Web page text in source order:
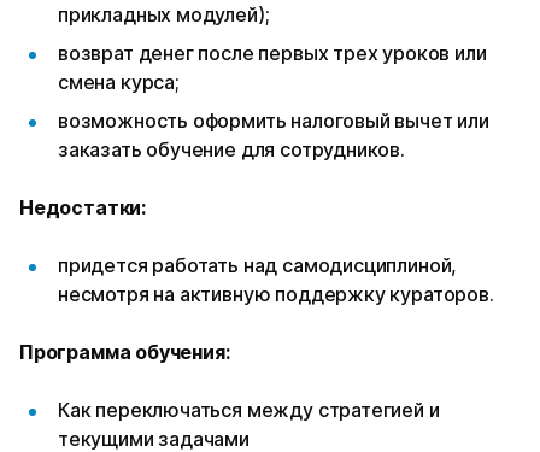
прикладных модулей);
возврат денег после первых трех уроков или
смена курса;
возможность оформить налоговый вычет или
заказать обучение для сотрудников.
Недостатки:
придется работать над самодисциплиной,
несмотря на активную поддержку кураторов.
Программа обучения:
Как переключаться между стратегией и
текущими задачами